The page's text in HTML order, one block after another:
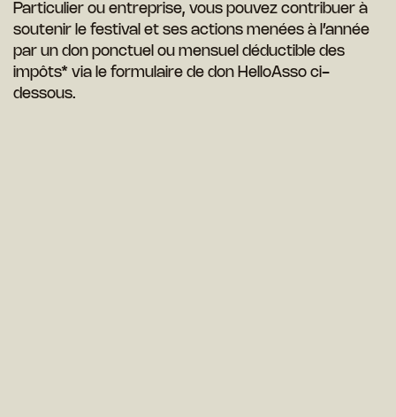
Particulier ou entreprise, vous pouvez contribuer à
soutenir le festival et ses actions menées à l’année
par un don ponctuel ou mensuel déductible des
impôts* via le formulaire de don HelloAsso ci-
dessous.